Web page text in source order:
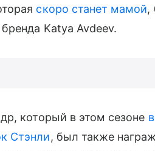
скоро станет мамой,
Katya Avdeev.
который в этом сезоне
Стэнли, был также